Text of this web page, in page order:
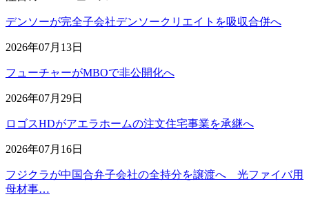
デンソーが完全子会社デンソークリエイトを吸収合併へ
2026年07月13日
フューチャーがMBOで非公開化へ
2026年07月29日
ロゴスHDがアエラホームの注文住宅事業を承継へ
2026年07月16日
フジクラが中国合弁子会社の全持分を譲渡へ 光ファイバ用
母材事…